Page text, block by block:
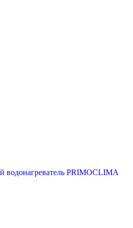
водонагреватель PRIMOCLIMA